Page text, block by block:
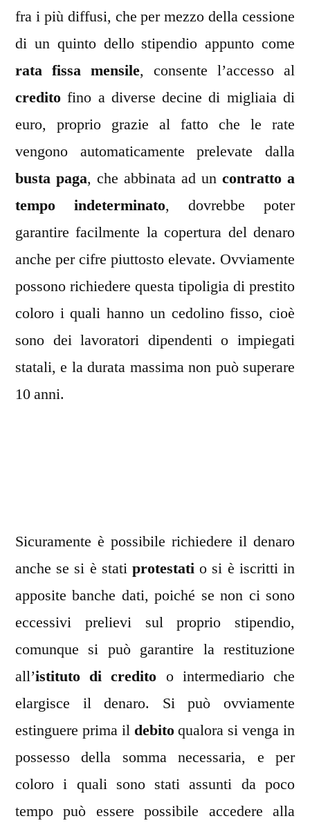
fra i più diffusi, che per mezzo della cessione
di un quinto dello stipendio appunto come
rata fissa mensile, consente l’accesso al
credito fino a diverse decine di migliaia di
euro, proprio grazie al fatto che le rate
vengono automaticamente prelevate dalla
busta paga, che abbinata ad un contratto a
tempo indeterminato, dovrebbe poter
garantire facilmente la copertura del denaro
anche per cifre piuttosto elevate. Ovviamente
possono richiedere questa tipoligia di prestito
coloro i quali hanno un cedolino fisso, cioè
sono dei lavoratori dipendenti o impiegati
statali, e la durata massima non può superare
10 anni.
Sicuramente è possibile richiedere il denaro
anche se si è stati protestati o si è iscritti in
apposite banche dati, poiché se non ci sono
eccessivi prelievi sul proprio stipendio,
comunque si può garantire la restituzione
all’istituto di credito o intermediario che
elargisce il denaro. Si può ovviamente
estinguere prima il debitoqualora si venga in
possesso della somma necessaria, e per
coloro i quali sono stati assunti da poco
tempo può essere possibile accedere alla